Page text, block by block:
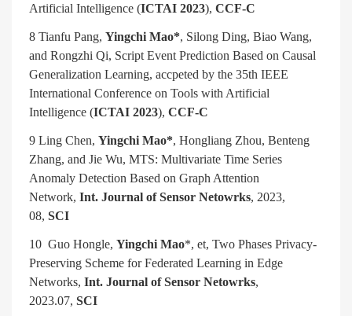
Artificial Intelligence (ICTAI 2023), CCF-C
8 Tianfu Pang, Yingchi Mao*, Silong Ding, Biao Wang,
and Rongzhi Qi, Script Event Prediction Based on Causal
Generalization Learning, accpeted by the 35th IEEE
International Conference on Tools with Artificial
Intelligence (ICTAI 2023), CCF-C
9 Ling Chen, Yingchi Mao*, Hongliang Zhou, Benteng
Zhang, and Jie Wu, MTS: Multivariate Time Series
Anomaly Detection Based on Graph Attention
Network, Int. Journal of Sensor Netowrks, 2023,
08, SCI
10 Guo Hongle, Yingchi Mao*, et, Two Phases Privacy-
Preserving Scheme for Federated Learning in Edge
Networks, Int. Journal of Sensor Netowrks,
2023.07, SCI